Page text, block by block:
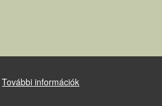
További információk